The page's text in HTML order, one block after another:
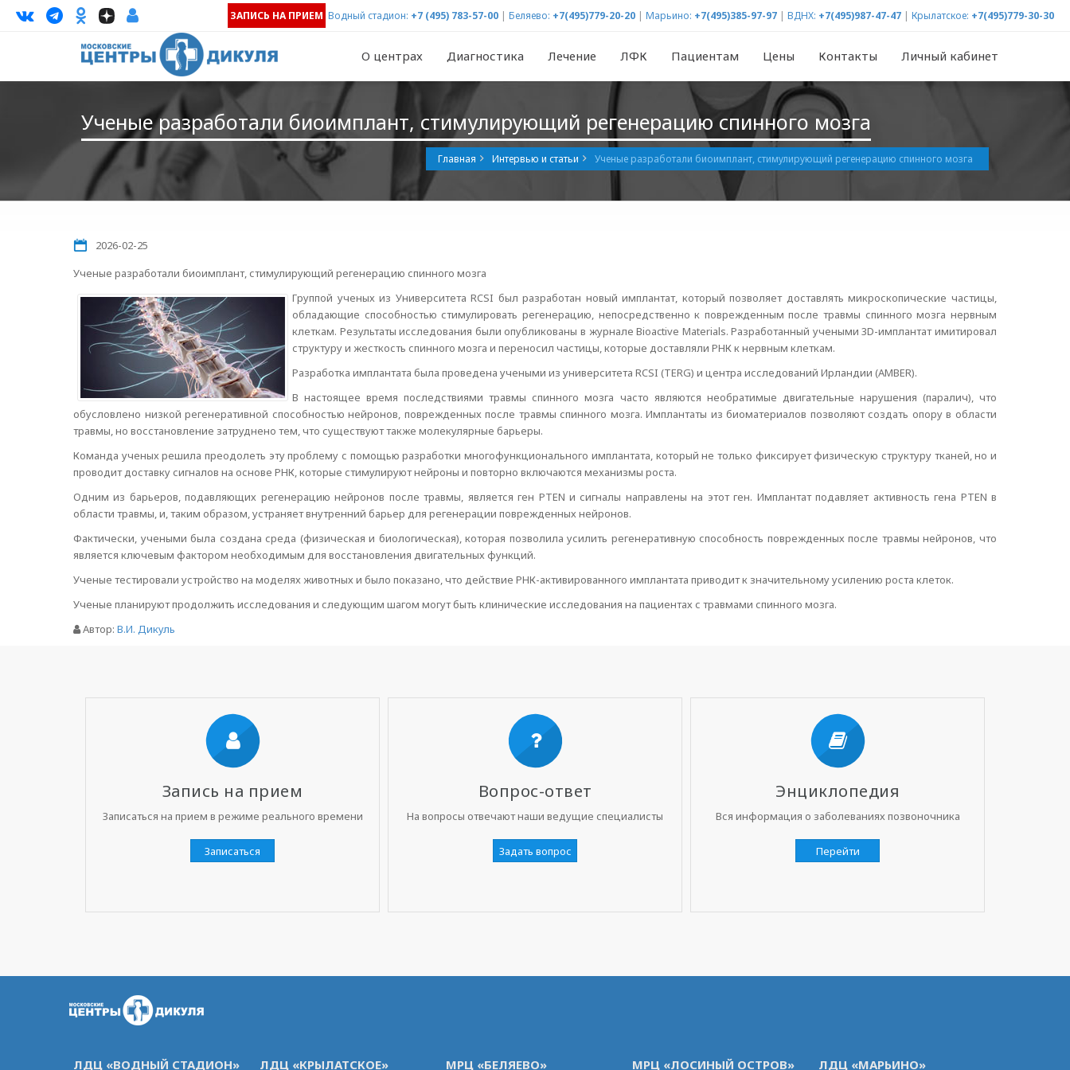
ЗАПИСЬ НА ПРИЕМ Водный стадион: +7 (495) 783-57-00 | Беляево: +7(495)779-20-20 | Марьино: +7(495)385-97-97 | ВДНХ: +7(495)987-47-47 | Крылатское: +7(495)779-30-30
О центрах Диагностика Лечение ЛФК Пациентам Цены Контакты Личный кабинет
Ученые разработали биоимплант, стимулирующий регенерацию спинного мозга
Главная Интервью и статьи Ученые разработали биоимплант, стимулирующий регенерацию спинного мозга
2026-02-25
Ученые разработали биоимплант, стимулирующий регенерацию спинного мозга
Группой ученых из Университета RCSI был разработан новый имплантат, который позволяет доставлять микроскопические частицы,
обладающие способностью стимулировать регенерацию, непосредственно к поврежденным после травмы спинного мозга нервным
клеткам. Результаты исследования были опубликованы в журнале Bioactive Materials. Разработанный учеными 3D-имплантат имитировал
структуру и жесткость спинного мозга и переносил частицы, которые доставляли РНК к нервным клеткам.
Разработка имплантата была проведена учеными из университета RCSI (TERG) и центра исследований Ирландии (AMBER).
В настоящее время последствиями травмы спинного мозга часто являются необратимые двигательные нарушения (паралич), что
обусловлено низкой регенеративной способностью нейронов, поврежденных после травмы спинного мозга. Имплантаты из биоматериалов позволяют создать опору в области
травмы, но восстановление затруднено тем, что существуют также молекулярные барьеры.
Команда ученых решила преодолеть эту проблему с помощью разработки многофункционального имплантата, который не только фиксирует физическую структуру тканей, но и
проводит доставку сигналов на основе РНК, которые стимулируют нейроны и повторно включаются механизмы роста.
Одним из барьеров, подавляющих регенерацию нейронов после травмы, является ген PTEN и сигналы направлены на этот ген. Имплантат подавляет активность гена PTEN в
области травмы, и, таким образом, устраняет внутренний барьер для регенерации поврежденных нейронов.
Фактически, учеными была создана среда (физическая и биологическая), которая позволила усилить регенеративную способность поврежденных после травмы нейронов, что
является ключевым фактором необходимым для восстановления двигательных функций.
Ученые тестировали устройство на моделях животных и было показано, что действие РНК-активированного имплантата приводит к значительному усилению роста клеток.
Ученые планируют продолжить исследования и следующим шагом могут быть клинические исследования на пациентах с травмами спинного мозга.
Автор: В.И. Дикуль
Запись на прием
Записаться на прием в режиме реального времени
Записаться
Вопрос-ответ
На вопросы отвечают наши ведущие специалисты
Задать вопрос
Энциклопедия
Вся информация о заболеваниях позвоночника
Перейти
ЛДЦ «ВОДНЫЙ СТАДИОН» ЛДЦ «КРЫЛАТСКОЕ» МРЦ «БЕЛЯЕВО» МРЦ «ЛОСИНЫЙ ОСТРОВ» ЛДЦ «МАРЬИНО»